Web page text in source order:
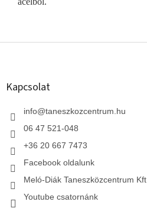
L
Kapcsolat
info@taneszkozcentrum.hu
06 47 521-048
+36 20 667 7473
Facebook oldalunk
Meló-Diák Taneszközcentrum Kft
Youtube csatornánk